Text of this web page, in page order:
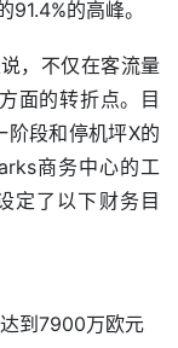
的高峰。
，不仅在客流量
面的转折点。目
阶段和停机坪X的
商务中心的工
定了以下财务目
到7900万欧元